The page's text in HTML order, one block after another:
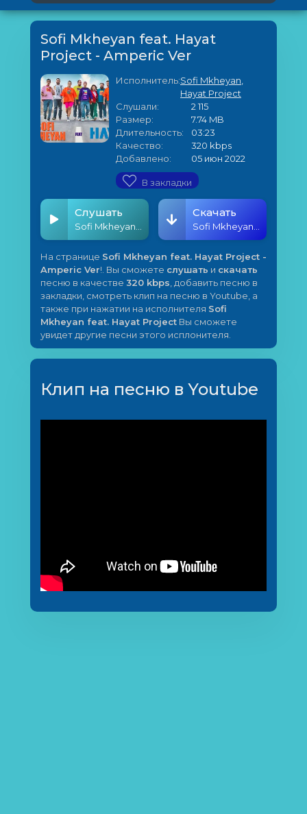
Sofi Mkheyan feat. Hayat
Project - Amperic Ver
Исполнитель:Sofi Mkheyan
Hayat Project
Слушали:
2 115
Размер:
7.74 MB
Длительность:
03:23
Качество:
320 kbps
Добавлено:
05 июн 2022
В закладки
Слушать Скачать
На странице Sofi Mkheyan feat. Hayat Project -
Amperic Ver!. Вы сможете слушать и скачать
песню в качестве 320 kbps , добавить песню в
закладки, смотреть клип на песню в Youtube, а
также при нажатии на исполнителя Sofi
Mkheyan feat. Hayat Project Вы сможете
увидет другие песни этого исплонителя.
Клип на песню в Youtube